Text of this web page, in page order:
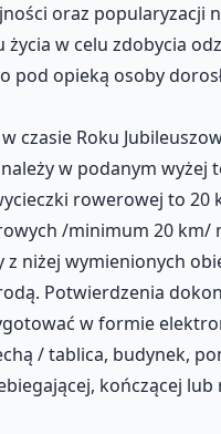
oraz popularyzacji
życia w celu zdobycia
pod opieką osoby
czasie Roku
w podanym
rowerowej to 20
/minimum 20 km/
niżej wymienionych
Potwierdzenia
w formie
/ tablica, budynek,
kończącej